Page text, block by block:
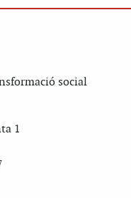
social
1